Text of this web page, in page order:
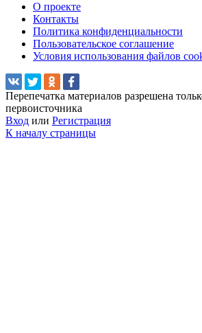
О проекте
Контакты
Политика конфиденциальности
Пользовательское соглашение
Условия использования файлов
Перепечатка материалов разрешена
первоисточника
Вход или Регистрация
К началу страницы